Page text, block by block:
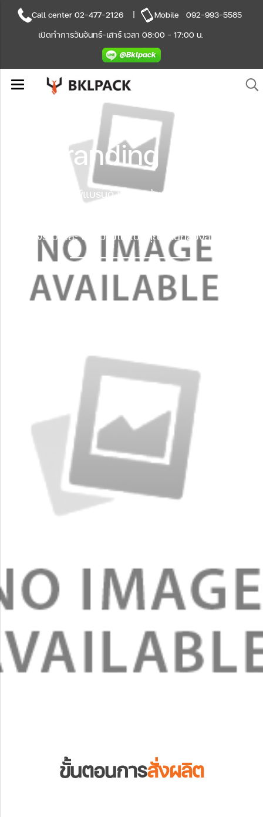
Call center 02-477-2126 | Mobile 092-993-5585
เปิดทำการวันจันทร์-เสาร์ เวลา 08:00 - 17:00 น.
Branding Box
กล่องสั่งทำพิมพ์แบรนด์ พร้อมสร้างแบรนด์ไปกับเรา
เรื่องราว และ ข้อความในแบบคุณ
ผ่านกล่องสู่มือผู้รับ
ขั้นตอนการสั่งผลิต